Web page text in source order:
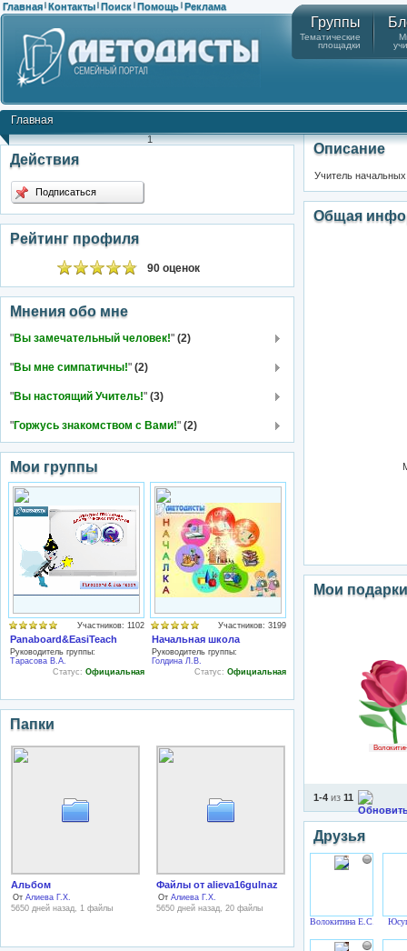
Главная | Контакты | Поиск | Помощь | Реклама
Группы
Тематические
площадки
Главная
1
Действия
Подписаться
Рейтинг профиля
90 оценок
Мнения обо мне
"Вы замечательный человек!" (2)
"Вы мне симпатичны!" (2)
"Вы настоящий Учитель!" (3)
"Горжусь знакомством с Вами!" (2)
Мои группы
Участников: 1102
Panaboard&EasiTeach
Руководитель группы:
Тарасова В.А.
Статус: Официальная
Участников: 3199
Начальная школа
Руководитель группы:
Голдина Л.В.
Статус: Официальная
Папки
Альбом
От Алиева Г.Х.
5650 дней назад, 1 файлы
Файлы от alieva16gulnaz
От Алиева Г.Х.
5650 дней назад, 20 файлы
Описание
Учитель
Общая
Мои подарки
1-4 из 11
Друзья
Волокитина Е.С.